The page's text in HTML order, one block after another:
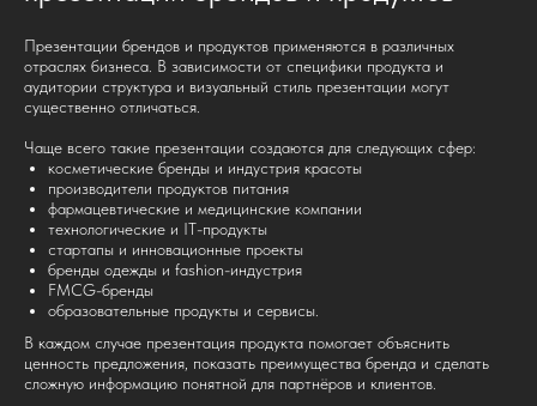
Презентации брендов и продуктов применяются в различных
отраслях бизнеса. В зависимости от специфики продукта и
аудитории структура и визуальный стиль презентации могут
существенно отличаться.
Чаще всего такие презентации создаются для следующих сфер:
косметические бренды и индустрия красоты
производители продуктов питания
фармацевтические и медицинские компании
технологические и IT-продукты
стартапы и инновационные проекты
бренды одежды и fashion-индустрия
FMCG-бренды
образовательные продукты и сервисы.
В каждом случае презентация продукта помогает объяснить
ценность предложения, показать преимущества бренда и сделать
сложную информацию понятной для партнёров и клиентов.